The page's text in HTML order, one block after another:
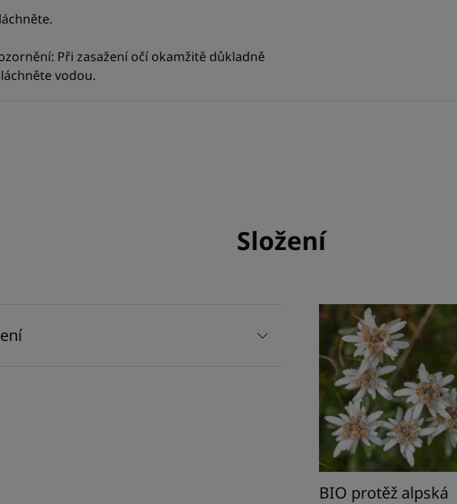
Při zasažení očí okamžitě důkladně
vodou.
Složení
BIO protěž alpská